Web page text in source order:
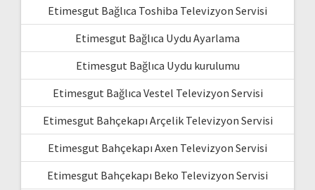
Etimesgut Bağlıca Toshiba Televizyon Servisi
Etimesgut Bağlıca Uydu Ayarlama
Etimesgut Bağlıca Uydu kurulumu
Etimesgut Bağlıca Vestel Televizyon Servisi
Etimesgut Bahçekapı Arçelik Televizyon Servisi
Etimesgut Bahçekapı Axen Televizyon Servisi
Etimesgut Bahçekapı Beko Televizyon Servisi